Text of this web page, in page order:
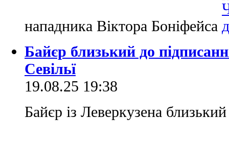
нападника Віктора Боніфейса
Байєр близький до
Севільї
19.08.25 19:38
Байєр із Леверкузена